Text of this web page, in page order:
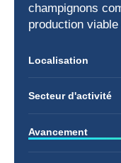
champignons
production
Localisation
Secteur d'activité
Avancement